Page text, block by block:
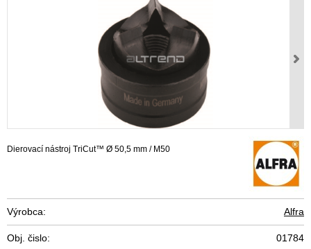
Dierovací nástroj TriCut™ Ø 50,5 mm / M50
Výrobca: Alfra
Obj. čislo: 01784